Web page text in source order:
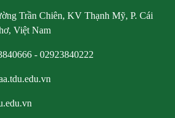
Trần Chiên, KV Thạnh Mỹ, P. Cái
Việt Nam
- 02923840222